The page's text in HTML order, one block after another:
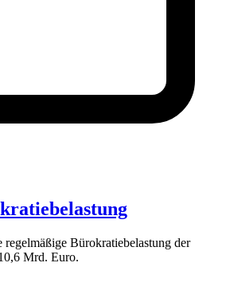
regelmäßige Bürokratiebelastung der
Mrd. Euro.